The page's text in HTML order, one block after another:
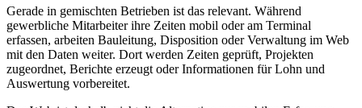
Gerade in gemischten Betrieben ist das relevant. Während
gewerbliche Mitarbeiter ihre Zeiten mobil oder am Terminal
erfassen, arbeiten Bauleitung, Disposition oder Verwaltung im Web
mit den Daten weiter. Dort werden Zeiten geprüft, Projekten
zugeordnet, Berichte erzeugt oder Informationen für Lohn und
Auswertung vorbereitet.